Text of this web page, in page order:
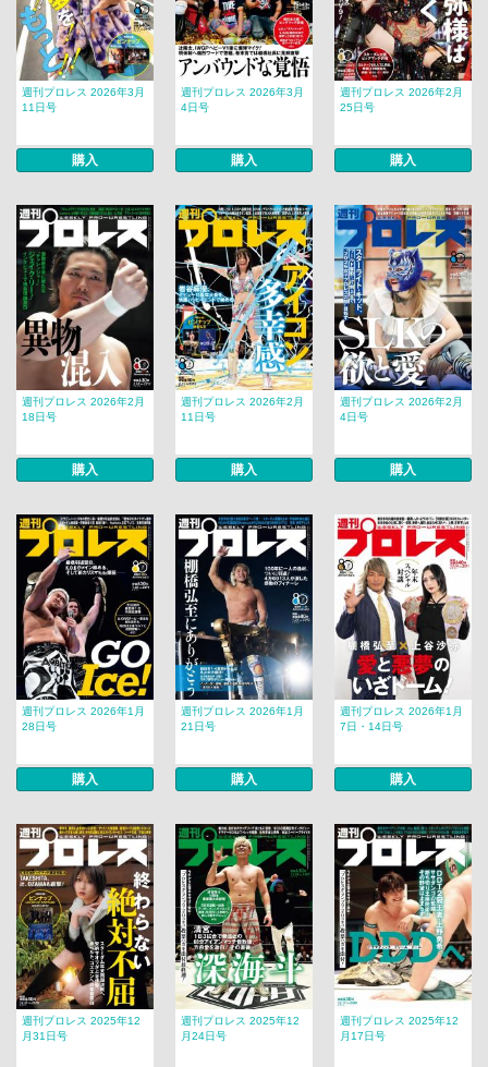
週刊プロレス 2026年3月
11日号
購入
週刊プロレス 2026年3月
4日号
購入
週刊プロレス 2026年2月
25日号
購入
週刊プロレス 2026年2月
18日号
購入
週刊プロレス 2026年2月
11日号
購入
週刊プロレス 2026年2月
4日号
購入
週刊プロレス 2026年1月
28日号
購入
週刊プロレス 2026年1月
21日号
購入
週刊プロレス 2026年1月
7日・14日号
購入
週刊プロレス 2025年12
月31日号
週刊プロレス 2025年12
月24日号
週刊プロレス 2025年12
月17日号